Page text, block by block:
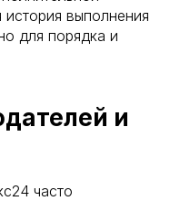
выполнения
для порядка и
и
часто